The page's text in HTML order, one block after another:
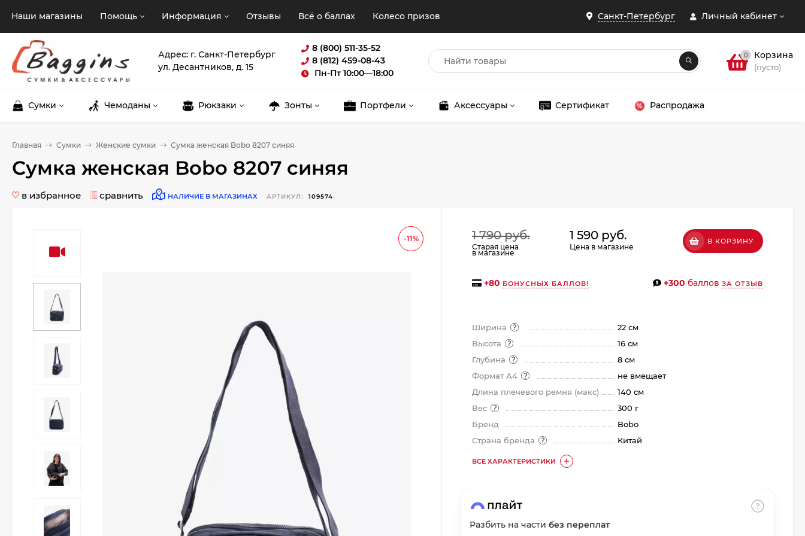
Санкт-Петербург Личный кабинет
Наши магазины Помощь Информация Отзывы Всё о баллах Колесо призов
Адрес: г. Санкт-Петербург
ул. Десантников, д. 15
8 (800) 511-35-52
8 (812) 459-08-43
Пн-Пт 10:00—18:00
0 Корзина
(пусто)
Сумки Чемоданы Рюкзаки Зонты Портфели Аксессуары Сертификат Распродажа
Главная Сумки Женские сумки Сумка женская Bobo 8207 синяя
Сумка женская Bobo 8207 синяя
в избранное сравнить НАЛИЧИЕ В МАГАЗИНАХ АРТИКУЛ: 109574
-11% 1 790 руб.
Старая цена
в магазине
1 590 руб.
Цена в магазине
В КОРЗИНУ
+80 БОНУСНЫХ БАЛЛОВ! +300 баллов ЗА ОТЗЫВ
Ширина
22 см
Высота
16 см
Глубина
8 см
Формат А4
не вмещает
Длина плечевого ремня (макс)
140 см
Вес
300 г
Бренд
Bobo
Страна бренда
Китай
ВСЕ ХАРАКТЕРИСТИКИ
Разбить на частибез переплат
Сегодня
25%
Добавляйте товары
Оплачивайте сегодня только
% картой любого банка